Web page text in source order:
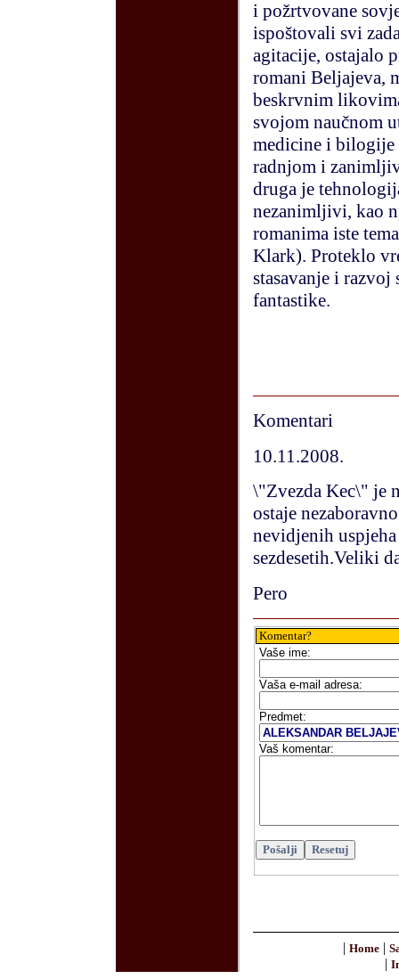
i požrtvovane
ispoštovali svi
agitacije, ostajalo
romani Beljajeva,
beskrvnim
svojom naučnom
medicine i bilogije
radnjom i
druga je
nezanimljivi, kao
romanima iste
Klark). Proteklo
stasavanje i razvoj
fantastike.
Komentari
10.11.2008.
\"Zvezda Kec\" je
ostaje
nevidjenih
sezdesetih.Veliki
Pero
Komentar?
Vaše ime:
Vaša e-mail adresa:
Predmet:
Vaš komentar:
| Home|
|